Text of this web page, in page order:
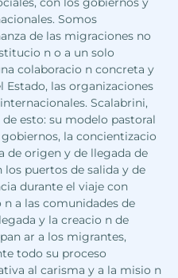
Somos
de las migraciones no
n o a un solo
colaboracio n concreta y
Estado, las organizaciones
Scalabrini,
esto: su modelo pastoral
la concientizacio
de origen y de llegada de
los puertos de salida y de
durante el viaje con
a las comunidades de
y la creacio n de
ar a los migrantes,
todo su proceso
al carisma y a la misio n